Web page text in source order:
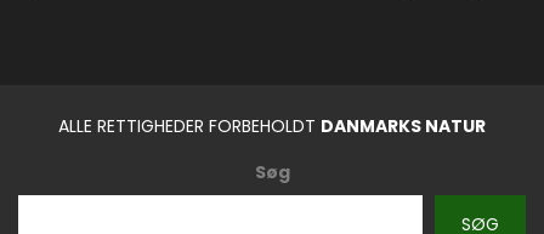
ALLE RETTIGHEDER FORBEHOLDT DANMARKS NATUR
Søg
SØG